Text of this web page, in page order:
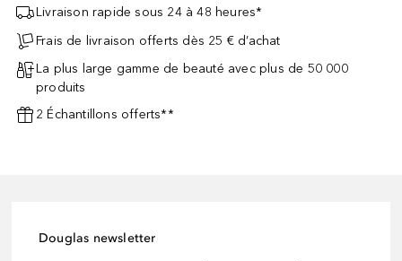
Livraison rapide sous 24 à 48 heures*
Frais de livraison offerts dès 25 € d’achat
La plus large gamme de beauté avec plus de 50 000
produits
2 Échantillons offerts**
Douglas newsletter